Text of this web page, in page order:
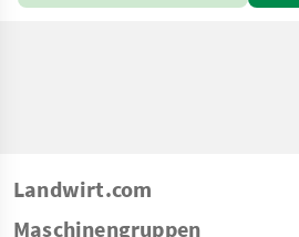
Landwirt.com
Maschinengruppen